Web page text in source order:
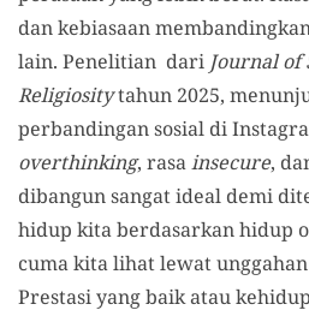
dan kebiasaan
lain. Penelitian dari Journal of
Religiositytahun 2025,
perbandingan sosial di
overthinking, rasainsecure,
dibangun sangat ideal demi
hidup kita berdasarkan hidup
cuma kita lihat lewat
Prestasi yang baik atau